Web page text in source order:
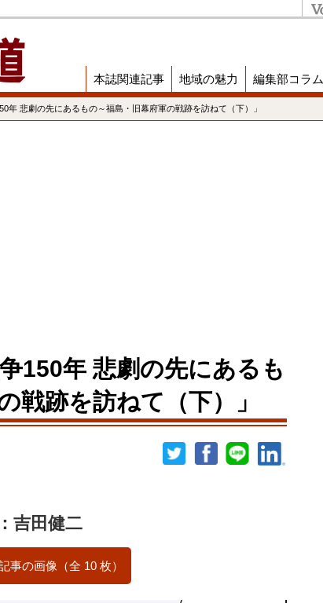
本誌関連記事 地域の魅力 編集部コラム
年 悲劇の先にあるもの～福島・旧幕府軍の戦跡を訪ねて（下）」
150年 悲劇の先にあるも
戦跡を訪ねて（下）」
吉田健二
事の画像（全 10 枚）